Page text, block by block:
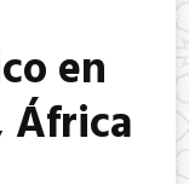
en
África